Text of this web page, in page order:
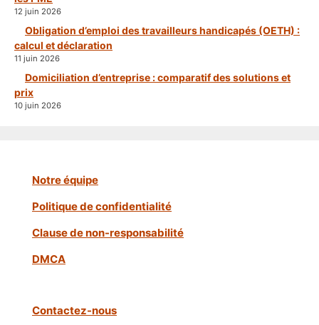
12 juin 2026
Obligation d’emploi des travailleurs handicapés (OETH) :
calcul et déclaration
11 juin 2026
Domiciliation d’entreprise : comparatif des solutions et
prix
10 juin 2026
Notre équipe
Politique de confidentialité
Clause de non-responsabilité
DMCA
Contactez-nous